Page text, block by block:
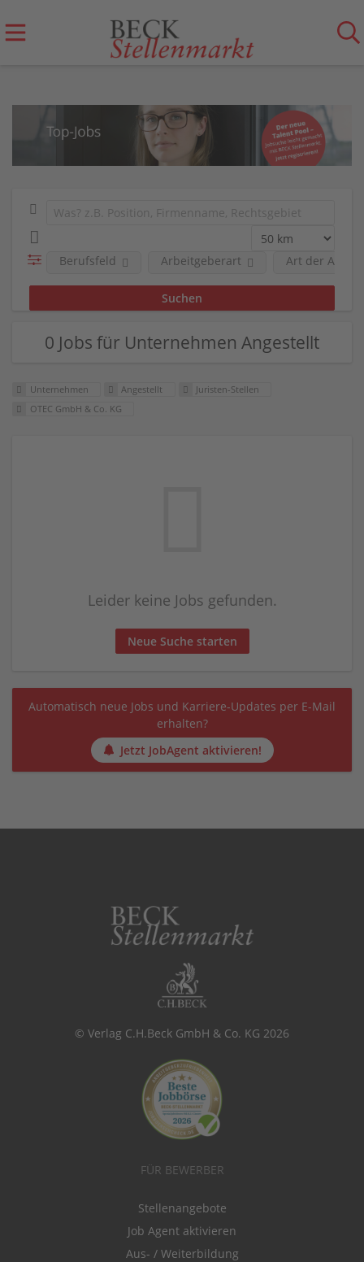
Berufsfeld Arbeitgeberart Art der
0 Jobs für Unternehmen Angestellt
Unternehmen Angestellt
Juristen-Stellen
OTEC GmbH & Co. KG
Leider keine Jobs gefunden.
Neue Suche starten
Automatisch neue Jobs und Karriere-Updates per E-Mail
erhalten?
Jetzt JobAgent aktivieren!
© Verlag C.H.Beck GmbH & Co. KG 2026
FÜR BEWERBER
Stellenangebote
Job Agent aktivieren
Aus- / Weiterbildung